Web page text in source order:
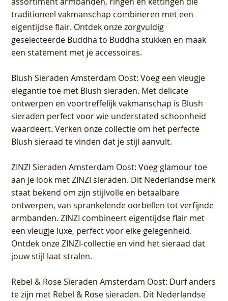
traditioneel vakmanschap combineren met een
eigentijdse flair. Ontdek onze zorgvuldig
geselecteerde Buddha to Buddha stukken en maak
een statement met je accessoires.
Blush Sieraden Amsterdam Oost: Voeg een vleugje
elegantie toe met Blush sieraden. Met delicate
ontwerpen en voortreffelijk vakmanschap is Blush
sieraden perfect voor wie understated schoonheid
waardeert. Verken onze collectie om het perfecte
Blush sieraad te vinden dat je stijl aanvult.
ZINZI Sieraden Amsterdam Oost: Voeg glamour toe
aan je look met ZINZI sieraden. Dit Nederlandse merk
staat bekend om zijn stijlvolle en betaalbare
ontwerpen, van sprankelende oorbellen tot verfijnde
armbanden. ZINZI combineert eigentijdse flair met
een vleugje luxe, perfect voor elke gelegenheid.
Ontdek onze ZINZI-collectie en vind het sieraad dat
jouw stijl laat stralen.
Rebel & Rose Sieraden Amsterdam Oost: Durf anders
te zijn met Rebel & Rose sieraden. Dit Nederlandse